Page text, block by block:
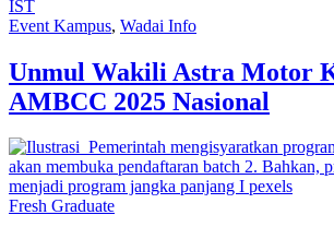
Event Kampus, Wadai Info
Unmul Wakili Astra Motor
AMBCC 2025 Nasional
Fresh Graduate